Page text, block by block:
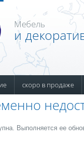
Мебель
и
скоро в продаже
Выполняется ее